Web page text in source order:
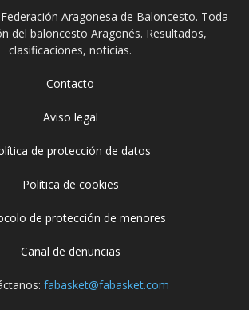
Aragonesa de Baloncesto. Toda
del baloncesto Aragonés. Resultados,
clasificaciones, noticias.
Contacto
Aviso legal
de protección de datos
Política de cookies
de protección de menores
Canal de denuncias
fabasket@fabasket.com